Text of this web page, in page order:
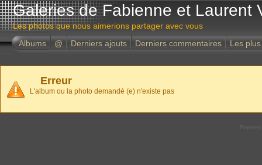
Galeries de Fabienne et Laurent
Les photos que nous aimerions partager avec vous
Albums
@ Derniers ajouts Derniers commentaires Les
Erreur
L'album ou la photo demandé (e) n'existe pas